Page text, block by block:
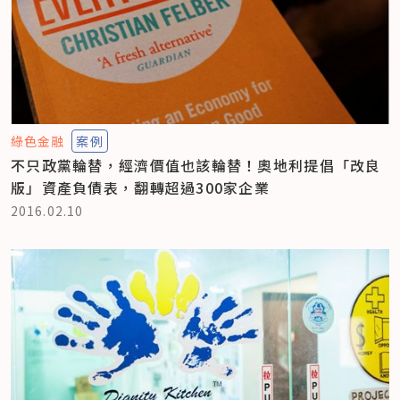
綠色金融 案例
不只政黨輪替，經濟價值也該輪替！奧地利提倡「改良
版」資產負債表，翻轉超過300家企業
2016.02.10